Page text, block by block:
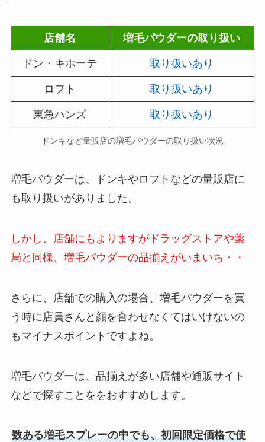
店舗名 増毛パウダーの取り扱い
ドン・キホーテ 取り扱いあり
ロフト 取り扱いあり
東急ハンズ 取り扱いあり
ドンキなど量販店の増毛パウダーの取り扱い状況
増毛パウダーは、ドンキやロフトなどの量販店に
も取り扱いがありました。
しかし、店舗にもよりますがドラッグストアや薬
局と同様、増毛パウダーの品揃えがいまいち・・
さらに、店舗での購入の場合、増毛パウダーを買
う時に店員さんと顔を合わせなくてはいけないの
もマイナスポイントですよね。
増毛パウダーは、品揃えが多い店舗や通販サイト
などで探すことををおすすめします。
数ある増毛スプレーの中でも、初回限定価格で使